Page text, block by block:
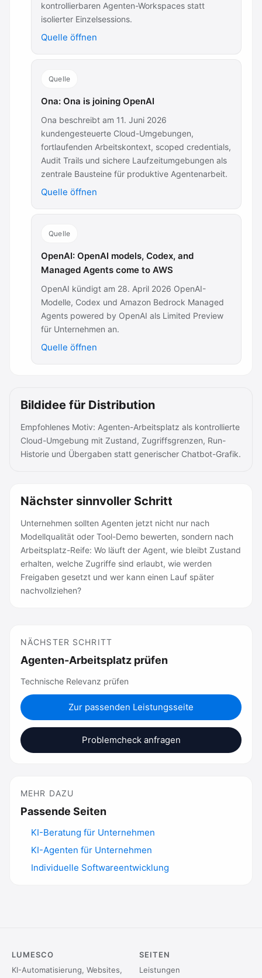
kontrollierbaren Agenten-Workspaces statt
isolierter Einzelsessions.
Quelle öffnen
Quelle
Ona: Ona is joining OpenAI
Ona beschreibt am 11. Juni 2026
kundengesteuerte Cloud-Umgebungen,
fortlaufenden Arbeitskontext, scoped credentials,
Audit Trails und sichere Laufzeitumgebungen als
zentrale Bausteine für produktive Agentenarbeit.
Quelle öffnen
Quelle
OpenAI: OpenAI models, Codex, and
Managed Agents come to AWS
OpenAI kündigt am 28. April 2026 OpenAI-
Modelle, Codex und Amazon Bedrock Managed
Agents powered by OpenAI als Limited Preview
für Unternehmen an.
Quelle öffnen
Bildidee für Distribution
Empfohlenes Motiv: Agenten-Arbeitsplatz als kontrollierte
Cloud-Umgebung mit Zustand, Zugriffsgrenzen, Run-
Historie und Übergaben statt generischer Chatbot-Grafik.
Nächster sinnvoller Schritt
Unternehmen sollten Agenten jetzt nicht nur nach
Modellqualität oder Tool-Demo bewerten, sondern nach
Arbeitsplatz-Reife: Wo läuft der Agent, wie bleibt Zustand
erhalten, welche Zugriffe sind erlaubt, wie werden
Freigaben gesetzt und wer kann einen Lauf später
nachvollziehen?
NÄCHSTER SCHRITT
Agenten-Arbeitsplatz prüfen
Technische Relevanz prüfen
Zur passenden Leistungsseite
Problemcheck anfragen
MEHR DAZU
Passende Seiten
KI-Beratung für Unternehmen
KI-Agenten für Unternehmen
Individuelle Softwareentwicklung
LUMESCO
KI-Automatisierung, Websites,
SEITEN
Leistungen